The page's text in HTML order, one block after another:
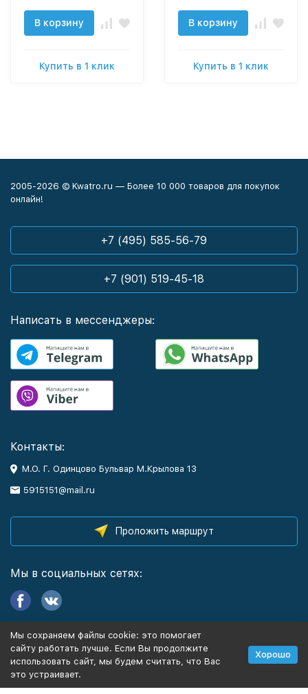
В корзину
Купить в 1 клик
В корзину
Купить в 1 клик
2005-2026 © Kwatro.ru — Более 10 000 товаров для покупок
онлайн!
+7 (495) 585-56-79
+7 (901) 519-45-18
Написать в мессенджеры:
Контакты:
М.О. Г. Одинцово Бульвар М.Крылова 13
5915151@mail.ru
Проложить маршрут
Мы в социальных сетях:
Информация
Политика персональных данных
Мы сохраняем файлы cookie: это помогает
сайту работать лучше. Если Вы продолжите
использовать сайт, мы будем считать, что Вас
это устраивает.
Хорошо